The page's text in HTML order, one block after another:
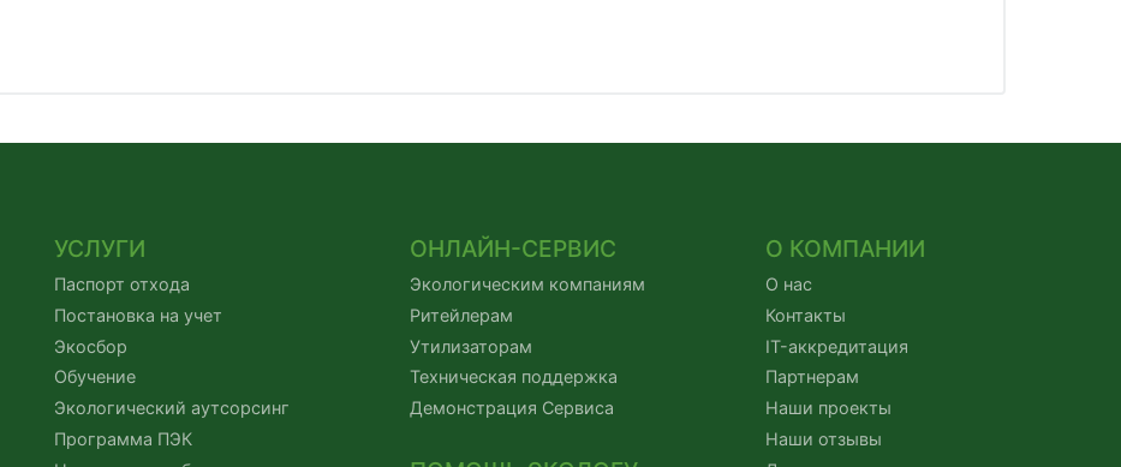
УСЛУГИ
Паспорт отхода
Постановка на учет
Экосбор
Обучение
Экологический аутсорсинг
Программа ПЭК
ОНЛАЙН-СЕРВИС
Экологическим компаниям
Ритейлерам
Утилизаторам
Техническая поддержка
Демонстрация Сервиса
О КОМПАНИИ
О нас
Контакты
IT-аккредитация
Партнерам
Наши проекты
Наши отзывы